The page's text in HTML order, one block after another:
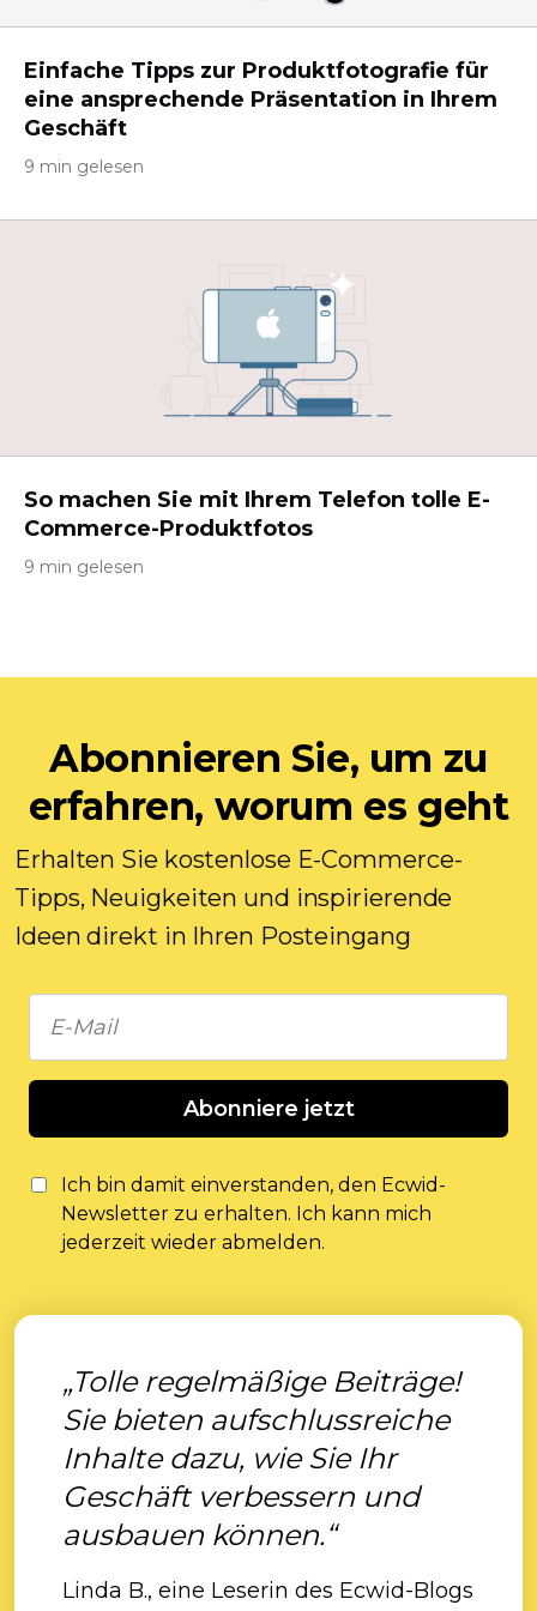
Einfache Tipps zur Produktfotografie für
eine ansprechende Präsentation in Ihrem
Geschäft
9 min gelesen
So machen Sie mit Ihrem Telefon tolle E-
Commerce-Produktfotos
9 min gelesen
Abonnieren Sie, um zu
erfahren, worum es geht
Erhalten Sie kostenlose E-Commerce-
Tipps, Neuigkeiten und inspirierende
Ideen direkt in Ihren Posteingang
Abonniere jetzt
Ich bin damit einverstanden, den Ecwid-
Newsletter zu erhalten. Ich kann mich
jederzeit wieder abmelden.
„Tolle regelmäßige Beiträge!
Sie bieten aufschlussreiche
Inhalte dazu, wie Sie Ihr
Geschäft verbessern und
ausbauen können.“
Linda B., eine Leserin des Ecwid-Blogs